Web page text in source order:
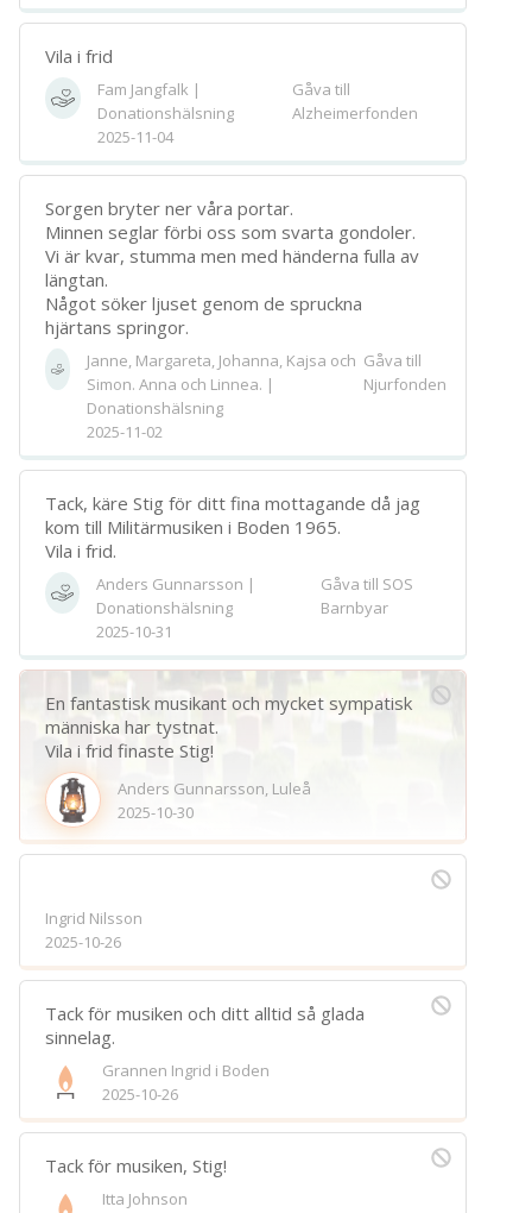
Vila i frid
Fam Jangfalk |
Donationshälsning
2025-11-04
Gåva till
Alzheimerfonden
Sorgen bryter ner våra portar.
Minnen seglar förbi oss som svarta gondoler.
Vi är kvar, stumma men med händerna fulla av
längtan.
Något söker ljuset genom de spruckna
hjärtans springor.
Janne, Margareta, Johanna, Kajsa och
Simon. Anna och Linnea. |
Donationshälsning
2025-11-02
Gåva till
Njurfonden
Tack, käre Stig för ditt fina mottagande då jag
kom till Militärmusiken i Boden 1965.
Vila i frid.
Anders Gunnarsson |
Donationshälsning
2025-10-31
Gåva till SOS
Barnbyar
En fantastisk musikant och mycket sympatisk
människa har tystnat.
Vila i frid finaste Stig!
Anders Gunnarsson, Luleå
2025-10-30
Ingrid Nilsson
2025-10-26
Tack för musiken och ditt alltid så glada
sinnelag.
Grannen Ingrid i Boden
2025-10-26
Tack för musiken, Stig!
Itta Johnson